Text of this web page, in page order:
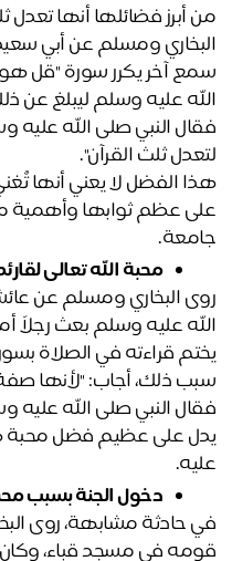
عليه وسلم ليبلغ عن ذلك،
ثلث القرآن".
محبة الله تعالى لقارئها
ذلك، أجاب: "لأنها صفة
دخول الجنة بسبب